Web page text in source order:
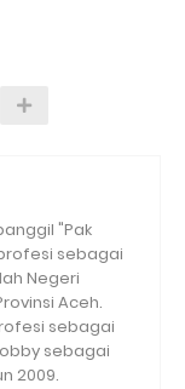
"Pak
sebagai
Negeri
Aceh.
sebagai
sebagai
2009.